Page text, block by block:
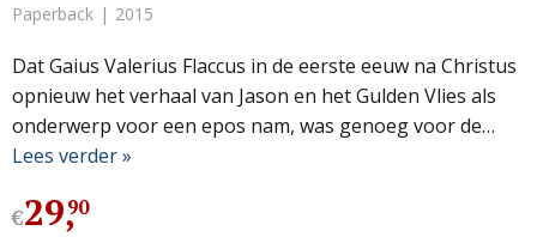
Paperback 2015
Dat Gaius Valerius Flaccus in de eerste eeuw na Christus
opnieuw het verhaal van Jason en het Gulden Vlies als
onderwerp voor een epos nam, was genoeg voor de…
Lees verder »
€29,90